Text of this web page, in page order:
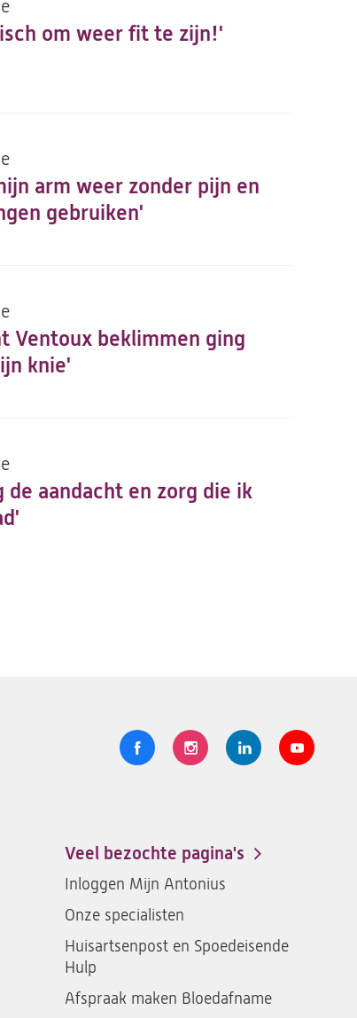
om weer fit te zijn!'
arm weer zonder pijn en
gebruiken'
Ventoux beklimmen ging
knie'
de aandacht en zorg die ik
Volg
Logo
santeon
ziekenhuis
op
Facebook
Logo
santeon
ziekenhuis
Instagram
Logo
santeon
LinkedIn
Logo
Veel bezochte pagina's
Inloggen Mijn Antonius
Onze specialisten
Huisartsenpost en Spoedeisende
Hulp
Afspraak maken Bloedafname